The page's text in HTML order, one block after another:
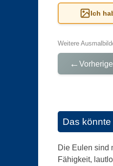
Ich
Weitere
← Vorherige
Das
Die Eulen sind
Fähigkeit,